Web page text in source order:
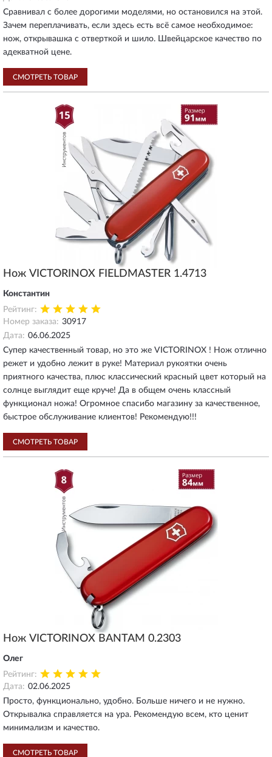
Сравнивал с более дорогими моделями, но остановился на этой.
Зачем переплачивать, если здесь есть всё самое необходимое:
нож, открывашка с отверткой и шило. Швейцарское качество по
адекватной цене.
СМОТРЕТЬ ТОВАР
Нож VICTORINOX FIELDMASTER 1.4713
Константин
Рейтинг:
Номер заказа: 30917
Дата: 06.06.2025
Супер качественный товар, но это же VICTORINOX ! Нож отлично
режет и удобно лежит в руке! Материал рукоятки очень
приятного качества, плюс классический красный цвет который на
солнце выглядит еще круче! Да в общем очень классный
функционал ножа! Огромное спасибо магазину за качественное,
быстрое обслуживание клиентов! Рекомендую!!!
СМОТРЕТЬ ТОВАР
Нож VICTORINOX BANTAM 0.2303
Олег
Рейтинг:
Дата: 02.06.2025
Просто, функционально, удобно. Больше ничего и не нужно.
Открывалка справляется на ура. Рекомендую всем, кто ценит
минимализм и качество.
СМОТРЕТЬ ТОВАР